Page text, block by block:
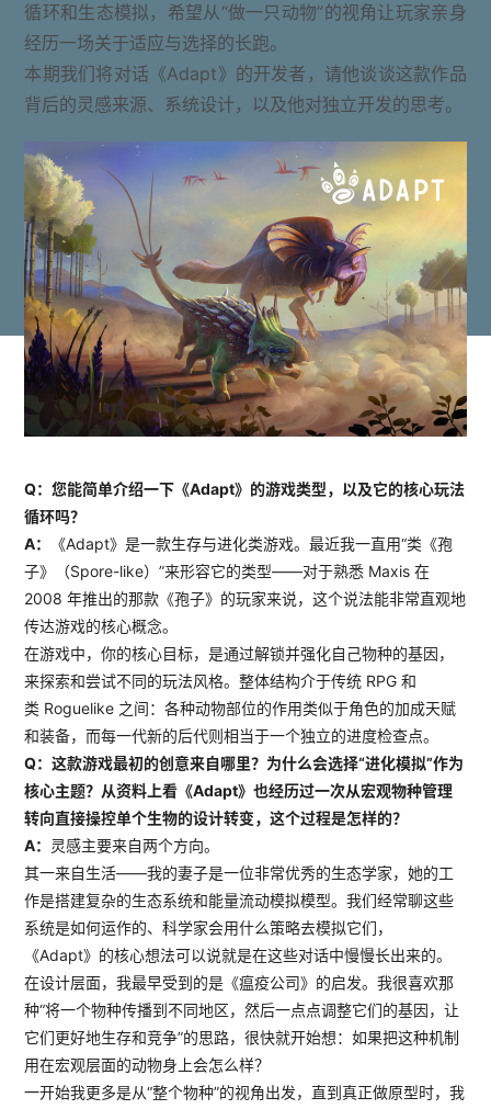
循环和生态模拟，希望从“做一只动物”的视角让玩家亲身
经历一场关于适应与选择的长跑。
本期我们将对话《Adapt》的开发者，请他谈谈这款作品
背后的灵感来源、系统设计，以及他对独立开发的思考。
Q：您能简单介绍一下《Adapt》的游戏类型，以及它的核心玩法
循环吗？
A：
《Adapt》是一款生存与进化类游戏。最近我一直用“类《孢
子》（Spore-like）”来形容它的类型——对于熟悉 Maxis 在
2008 年推出的那款《孢子》的玩家来说，这个说法能非常直观地
传达游戏的核心概念。
在游戏中，你的核心目标，是通过解锁并强化自己物种的基因，
来探索和尝试不同的玩法风格。整体结构介于传统 RPG 和
类 Roguelike 之间：各种动物部位的作用类似于角色的加成天赋
和装备，而每一代新的后代则相当于一个独立的进度检查点。
Q：这款游戏最初的创意来自哪里？为什么会选择“进化模拟”作为
核心主题？从资料上看《Adapt》也经历过一次从宏观物种管理
转向直接操控单个生物的设计转变，这个过程是怎样的？
A： 灵感主要来自两个方向。
其一来自生活——我的妻子是一位非常优秀的生态学家，她的工
作是搭建复杂的生态系统和能量流动模拟模型。我们经常聊这些
系统是如何运作的、科学家会用什么策略去模拟它们，
《Adapt》的核心想法可以说就是在这些对话中慢慢长出来的。
在设计层面，我最早受到的是《瘟疫公司》的启发。我很喜欢那
种“将一个物种传播到不同地区，然后一点点调整它们的基因，让
它们更好地生存和竞争”的思路，很快就开始想：如果把这种机制
用在宏观层面的动物身上会怎么样？
一开始我更多是从“整个物种”的视角出发，直到真正做原型时，我